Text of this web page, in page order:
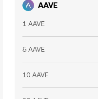
AAVE
1 AAVE
5 AAVE
10 AAVE